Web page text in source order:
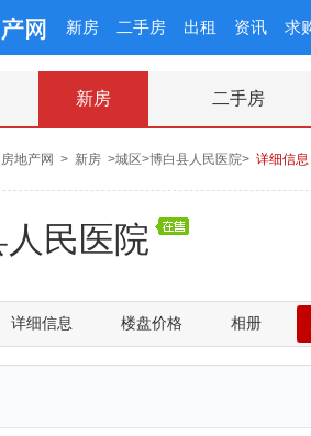
新房 二手房 出租 资讯 求
新房 二手房
地产网 > 新房 >城区>博白县人民医院> 详细信息
民医院
详细信息 楼盘价格 相册